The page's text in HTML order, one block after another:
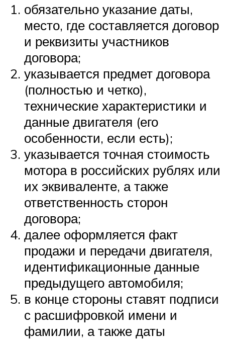
обязательно указание даты,
место, где составляется договор
и реквизиты участников
договора;
указывается предмет договора
(полностью и четко),
технические характеристики и
данные двигателя (его
особенности, если есть);
указывается точная стоимость
мотора в российских рублях или
их эквиваленте, а также
ответственность сторон
договора;
далее оформляется факт
продажи и передачи двигателя,
идентификационные данные
предыдущего автомобиля;
в конце стороны ставят подписи
с расшифровкой имени и
фамилии, а также даты